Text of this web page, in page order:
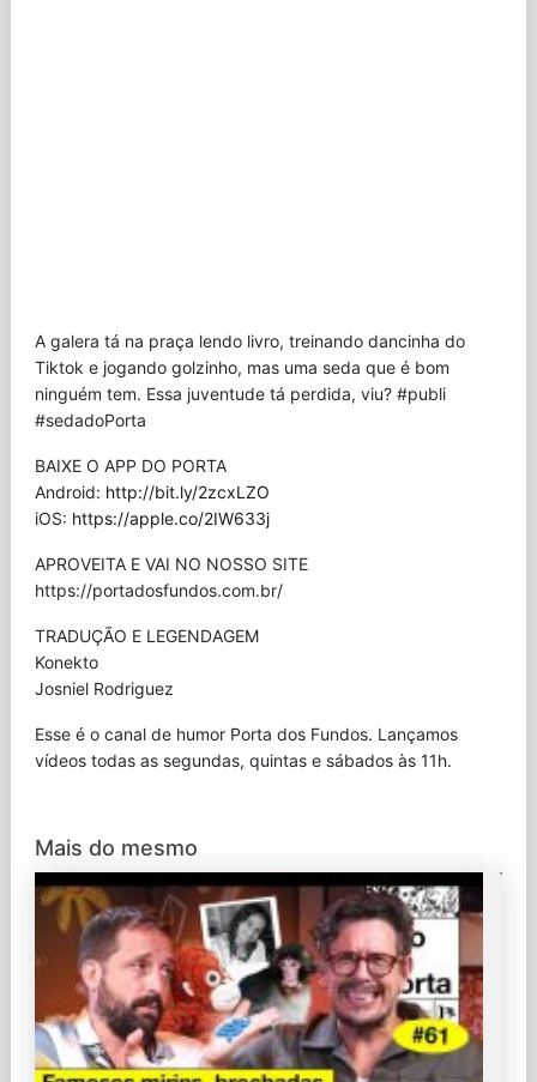
A galera tá na praça lendo livro, treinando dancinha do
Tiktok e jogando golzinho, mas uma seda que é bom
ninguém tem. Essa juventude tá perdida, viu? #publi
#sedadoPorta
BAIXE O APP DO PORTA
Android: http://bit.ly/2zcxLZO
iOS: https://apple.co/2IW633j
APROVEITA E VAI NO NOSSO SITE
⁠https://portadosfundos.com.br/
TRADUÇÃO E LEGENDAGEM
Konekto
Josniel Rodriguez
Esse é o canal de humor Porta dos Fundos. Lançamos
vídeos todas as segundas, quintas e sábados às 11h.
Mais do mesmo